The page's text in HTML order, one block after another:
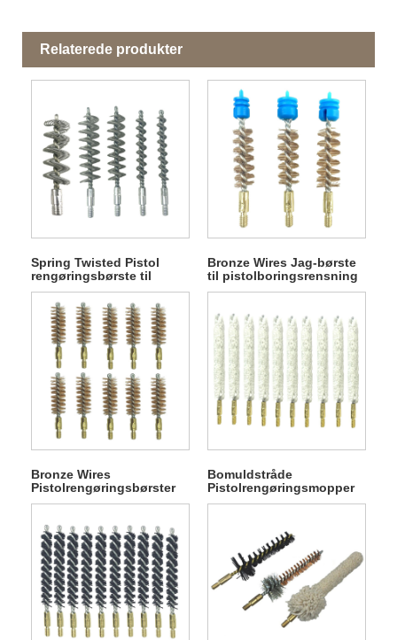
Relaterede produkter
Spring Twisted Pistol
rengøringsbørste til
boring
Bronze Wires Jag-børste
til pistolboringsrensning
Bronze Wires
Pistolrengøringsbørster
til boring
Bomuldstråde
Pistolrengøringsmopper
til borerensning